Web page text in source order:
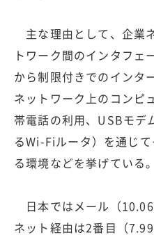
主な理由として、企業
トワーク間のインタフェ
から制限付きでのインタ
ネットワーク上のコンピ
帯電話の利用、USBモデ
るWi-Fiルータ）を通じ
る環境などを挙げている。
日本ではメール（
ネット経由は2番目（